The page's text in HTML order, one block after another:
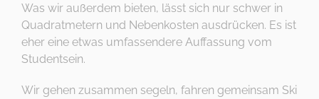
Was wir außerdem bieten, lässt sich nur schwer in
Quadratmetern und Nebenkosten ausdrücken. Es ist
eher eine etwas umfassendere Auffassung vom
Studentsein.
Wir gehen zusammen segeln, fahren gemeinsam Ski